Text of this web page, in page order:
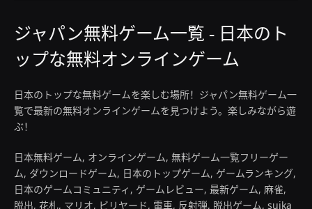
ジャパン無料ゲーム一覧 - 日本のト
ップな無料オンラインゲーム
日本のトップな無料ゲームを楽しむ場所！ジャパン無料ゲーム一
覧で最新の無料オンラインゲームを見つけよう。楽しみながら遊
ぶ！
日本無料ゲーム, オンラインゲーム, 無料ゲーム一覧フリーゲー
ム, ダウンロードゲーム, 日本のトップゲーム, ゲームランキング,
日本のゲームコミュニティ, ゲームレビュー, 最新ゲーム, 麻雀,
脱出, 花札, マリオ, ビリヤード, 電車, 反射弾, 脱出ゲーム, suika